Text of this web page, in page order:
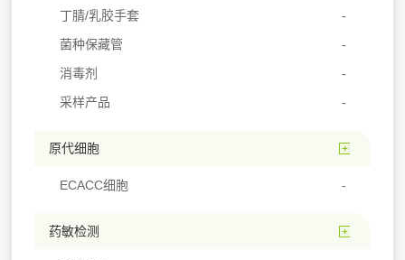
丁腈/乳胶手套
菌种保藏管
消毒剂
采样产品
原代细胞
ECACC细胞
药敏检测